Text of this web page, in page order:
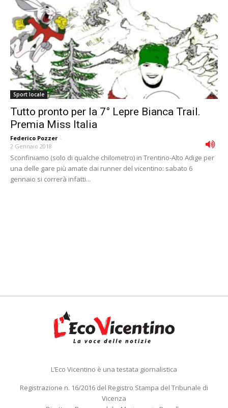
Sport locale
Tutto pronto per la 7° Lepre Bianca Trail.
Premia Miss Italia
Federico Pozzer -
2 Gennaio 2018
Sconfiniamo (solo di qualche chilometro) in Trentino-Alto Adige per
una delle gare più amate dai runner del vicentino: sabato 6
gennaio si correrà infatti...
L’Eco Vicentino è una testata giornalistica
Registrazione n. 16/2016 del Registro Stampa del Tribunale di
Vicenza